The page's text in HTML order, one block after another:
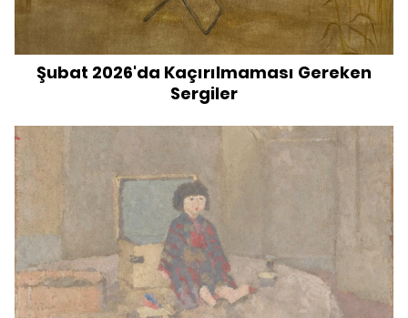
Şubat 2026'da Kaçırılmaması Gereken
Sergiler